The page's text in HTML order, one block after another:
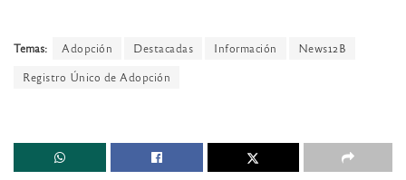
Temas: Adopción Destacadas Información
News12B
Registro Único de Adopción